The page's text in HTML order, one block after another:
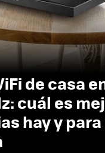
de casa
cuál es
hay y